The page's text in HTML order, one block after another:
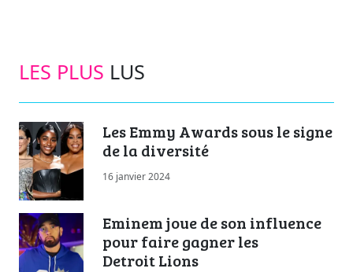
LES PLUS LUS
Les Emmy Awards sous le signe
de la diversité
16 janvier 2024
Eminem joue de son influence
pour faire gagner les
Detroit Lions